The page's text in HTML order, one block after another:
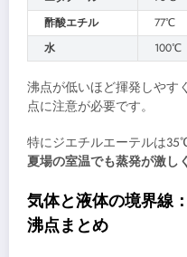
酢酸エチル
77℃
水
100℃
沸点が低いほど揮発しやすく
点に注意が必要です。
特にジエチルエーテルは
夏場の室温でも蒸発が激し
気体と液体の境界線
沸点まとめ